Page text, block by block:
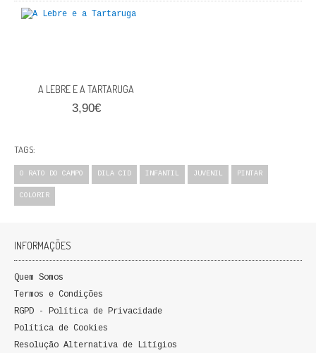
POLÍTICA
RELAÇÕES INTERNACIONAIS
COLEÇÃO ATENA
QUEM SOMOS
PROMOÇÕES
VER CARRINHO
CONTACTOS
A LEBRE E A TARTARUGA
3,90€
TAGS:
O RATO DO CAMPO DILA CID INFANTIL JUVENIL PINTAR
COLORIR
INFORMAÇÕES
Quem Somos
Termos e Condições
RGPD - Política de Privacidade
Política de Cookies
Resolução Alternativa de Litígios